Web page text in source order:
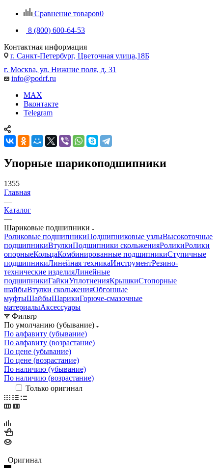
Сравнение товаров0
8 (800) 600-64-53
Контактная информация
г. Санкт-Петербург, Цветочная улица,18Б
г. Москва, ул. Нижние поля, д. 31
info@podrf.ru
MAX
Вконтакте
Telegram
Упорные шарикоподшипники
1355
Главная
—
Каталог
—
Шариковые подшипники
Роликовые подшипникиПодшипниковые узлыВысокоточные
подшипникиВтулкиПодшипники скольженияРоликиРолики
опорныеКольцаКомбинированные подшипникиСтупичные
подшипникиЛинейная техникаИнструментРезино-
технические изделияЛинейные
подшипникиГайкиУплотненияКрышкиСтопорные
шайбыВтулки скольженияОбгонные
муфтыШайбыШарикиГорюче-смазочные
материалыАксессуары
Фильтр
По умолчанию (убывание)
По алфавиту (убывание)
По алфавиту (возрастание)
По цене (убывание)
По цене (возрастание)
По наличию (убывание)
По наличию (возрастание)
Только оригинал
Оригинал